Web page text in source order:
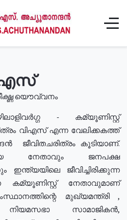
യൌവ്വനം
- കമ്യൂണിസ്റ്റ്
വിഎസ് എന്ന വേലിക്കകത്ത്
ജീവിതചരിത്രം കൂടിയാണ്.
നേതാവും ജനപക്ഷ
ഇന്ത്യയിലെ ജീവിച്ചിരിക്കുന്ന
കമ്യൂണിസ്റ്റ് നേതാവുമാണ്
മുഖ്യമന്ത്രി ,
നിയമസഭാ സാമാജികൻ,